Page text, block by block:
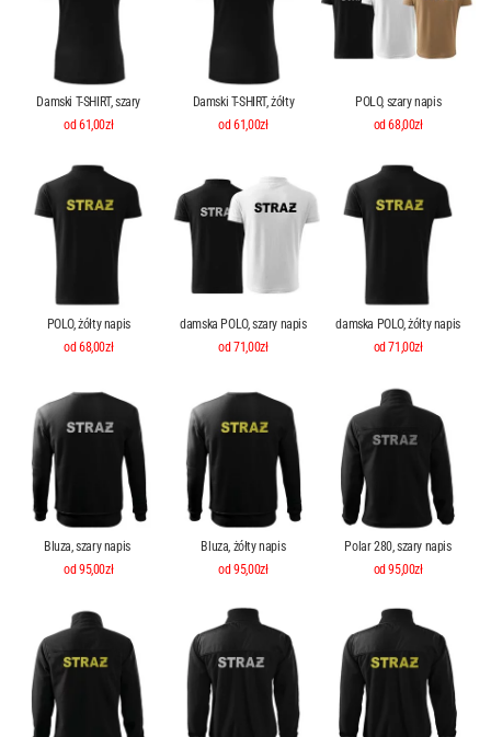
Damski T-SHIRT, szary
od 61,00zł
Damski T-SHIRT, żółty
od 61,00zł
POLO, szary napis
od 68,00zł
POLO, żółty napis
od 68,00zł
damska POLO, szary napis
od 71,00zł
damska POLO, żółty napis
od 71,00zł
Bluza, szary napis
od 95,00zł
Bluza, żółty napis
od 95,00zł
Polar 280, szary napis
od 95,00zł